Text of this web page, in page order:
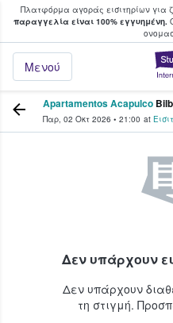
Πλατφόρμα αγοράς εισιτηρίων για
παραγγελία είναι 100% εγγυημένη.
Μενού
φαν αγοράζουν
Apartamentos Acapulco
Παρ, 02 Οκτ 2026 • 21:00 at
Δεν υπάρχουν
Δεν υπάρχουν
τη στιγμή.